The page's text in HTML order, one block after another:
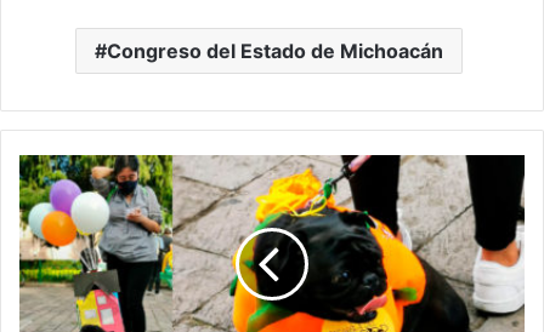
Congreso del Estado de Michoacán
#Morelia
Invita
Diputada
Arreola
Al
Mascotafest
'25